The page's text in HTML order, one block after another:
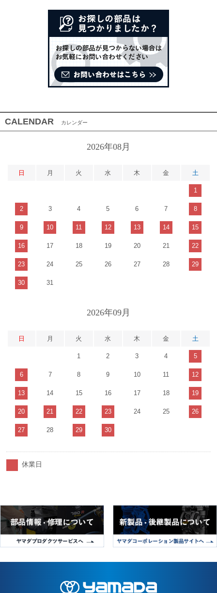
CALENDAR カレンダー
2026年08月
日 月 火 水 木 金 土
1
2 3 4 5 6 7 8
9 10 11 12 13 14 15
16 17 18 19 20 21 22
23 24 25 26 27 28 29
30 31
2026年09月
日 月 火 水 木 金 土
1 2 3 4 5
6 7 8 9 10 11 12
13 14 15 16 17 18 19
20 21 22 23 24 25 26
27 28 29 30
休業日